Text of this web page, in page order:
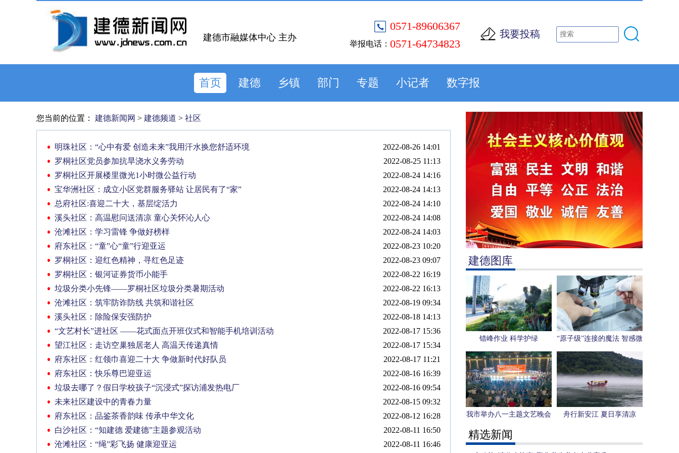
0571-89606367
举报电话： 0571-64734823
我要投稿
建德市融媒体中心 主办
首页 建德 乡镇 部门 专题 小记者 数字报
建德图库
错峰作业 科学护绿
“原子级”连接的魔法 智感微
电子用一枚芯片感知“人形
机器人”未来
我市举办八一主题文艺晚会 舟行新安江 夏日享清凉
精选新闻
您当前的位置： 建德新闻网 > 建德频道 > 社区
2022-08-26 14:01
明珠社区：“心中有爱 创造未来”我用汗水换您舒适环境
2022-08-25 11:13
罗桐社区党员参加抗旱浇水义务劳动
2022-08-24 14:16
罗桐社区开展楼里微光1小时微公益行动
2022-08-24 14:13
宝华洲社区：成立小区党群服务驿站 让居民有了“家”
2022-08-24 14:10
总府社区:喜迎二十大，基层绽活力
2022-08-24 14:08
溪头社区：高温慰问送清凉 童心关怀沁人心
2022-08-24 14:03
沧滩社区：学习雷锋 争做好榜样
2022-08-23 10:20
府东社区：“童”心“童”行迎亚运
2022-08-23 09:07
罗桐社区：迎红色精神，寻红色足迹
2022-08-22 16:19
罗桐社区：银河证券货币小能手
2022-08-22 16:13
垃圾分类小先锋——罗桐社区垃圾分类暑期活动
2022-08-19 09:34
沧滩社区：筑牢防诈防线 共筑和谐社区
2022-08-18 14:13
溪头社区：除险保安强防护
2022-08-17 15:36
“文艺村长”进社区 ——花式面点开班仪式和智能手机培训活动
2022-08-17 15:34
望江社区：走访空巢独居老人 高温天传递真情
2022-08-17 11:21
府东社区：红领巾喜迎二十大 争做新时代好队员
2022-08-16 16:39
府东社区：快乐尊巴迎亚运
2022-08-16 09:54
垃圾去哪了？假日学校孩子“沉浸式”探访浦发热电厂
2022-08-15 09:32
未来社区建设中的青春力量
2022-08-12 16:28
府东社区：品鉴茶香韵味 传承中华文化
2022-08-11 16:50
白沙社区：“知建德 爱建德”主题参观活动
2022-08-11 16:46
沧滩社区：“绳”彩飞扬 健康迎亚运